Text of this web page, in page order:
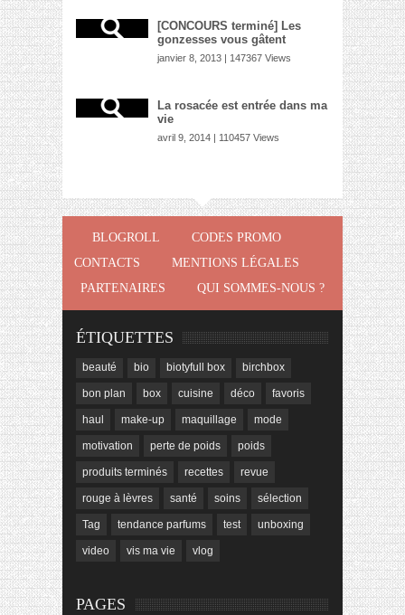
[CONCOURS terminé] Les
gonzesses vous gâtent
janvier 8, 2013 | 147367 Views
La rosacée est entrée dans ma
vie
avril 9, 2014 | 110457 Views
BLOGROLL
CODES PROMO
CONTACTS
MENTIONS LÉGALES
PARTENAIRES
QUI SOMMES-NOUS ?
ÉTIQUETTES
beauté bio biotyfull box birchbox
bon plan box cuisine déco favoris
haul make-up maquillage mode
motivation perte de poids poids
produits terminés recettes revue
rouge à lèvres santé soins sélection
Tag tendance parfums test unboxing
video vis ma vie vlog
PAGES